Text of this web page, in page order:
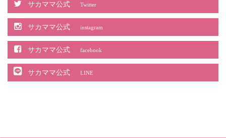
サカママ公式 Twitter
サカママ公式 instagram
サカママ公式 facebook
サカママ公式 LINE